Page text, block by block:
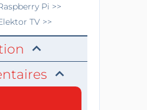
Pi >>
TV>>